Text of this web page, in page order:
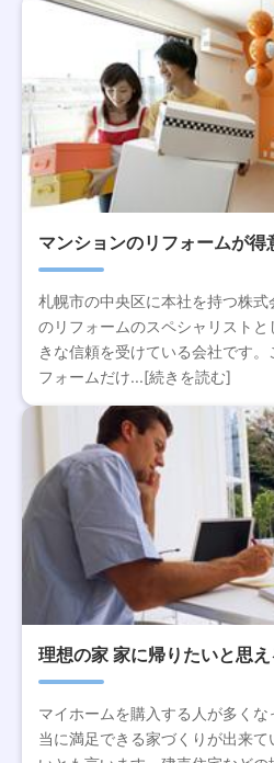
マンションのリフォームが
札幌市の中央区に本社を持つ株
のリフォームのスペシャリスト
きな信頼を受けている会社です
フォームだけ...[続きを読む]
理想の家 家に帰りたいと思
マイホームを購入する人が多く
当に満足できる家づくりが出来